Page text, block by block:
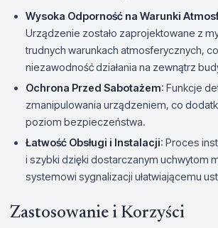
Wysoka Odporność na Warunki
Urządzenie zostało zaprojektowane z
trudnych warunkach atmosferycznych,
niezawodność działania na zewnątrz
Ochrona Przed Sabotażem: Funkcje
zmanipulowania urządzeniem, co
poziom bezpieczeństwa.
Łatwość Obsługi i Instalacji: Proces
i szybki dzięki dostarczanym uchwytom
systemowi sygnalizacji ułatwiającemu
Zastosowanie i Korzyści